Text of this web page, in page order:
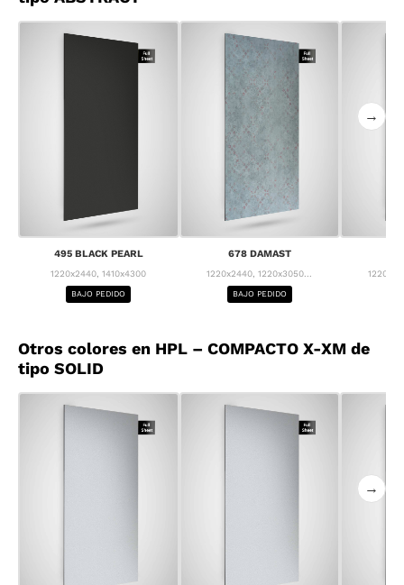
495 BLACK PEARL
1220x2440, 1410x4300
BAJO PEDIDO
678 DAMAST
1220x2440, 1220x3050...
BAJO PEDIDO
→
Otros colores en HPL – COMPACTO X-XM de
tipo SOLID
→